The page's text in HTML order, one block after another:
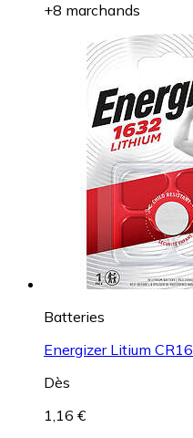
+8 marchands
Batteries
Energizer Litium
Dès
1,16 €